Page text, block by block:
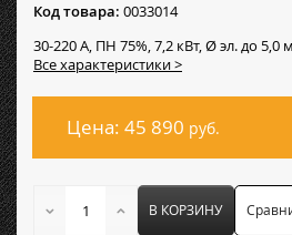
Код товара: 0033014
30-220 А, ПН 75%, 7,2 кВт, Ø эл. до 5,0
Все характеристики >
Цена: 45 890 руб.
В КОРЗИНУ